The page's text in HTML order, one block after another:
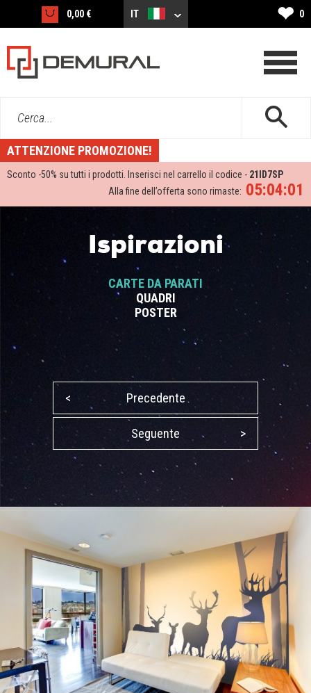
0,00 € IT ❤ 0
Cerca...
ATTENZIONE PROMOZIONE!
Sconto -50% su tutti i prodotti. Inserisci nel carrello il codice - 21ID7SP
05:04:01
Alla fine dell’offerta sono rimaste:
Ispirazioni
CARTE DA PARATI
QUADRI
POSTER
< Precedente
Seguente >